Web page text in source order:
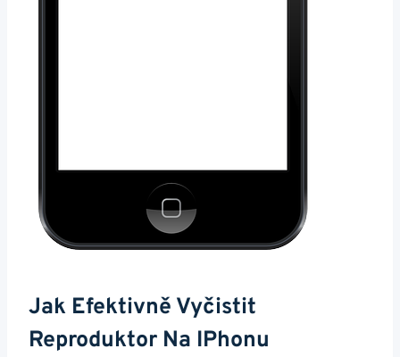
Jak Efektivně Vyčistit
Reproduktor Na IPhonu